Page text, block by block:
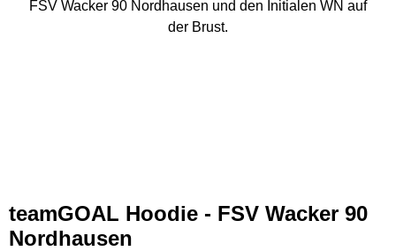
teamGOAL Hoodie - FSV Wacker 90
Nordhausen